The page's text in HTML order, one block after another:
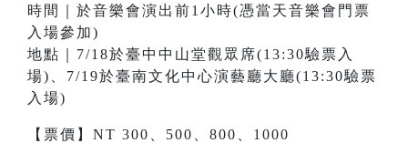
時間｜於音樂會演出前1小時(憑當天音樂會門票
入場參加)
地點｜7/18於臺中中山堂觀眾席(13:30驗票入
場)、7/19於臺南文化中心演藝廳大廳(13:30驗票
入場)
【票價】NT 300、500、800、1000